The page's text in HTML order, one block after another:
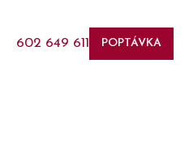
602 649 611 POPTÁVKA